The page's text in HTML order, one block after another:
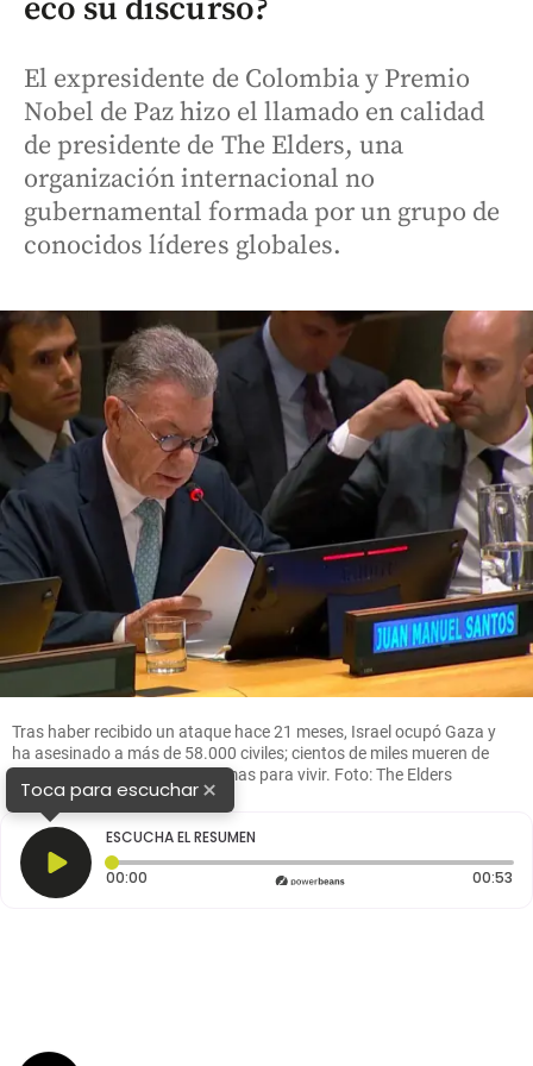
eco su discurso?
El expresidente de Colombia y Premio
Nobel de Paz hizo el llamado en calidad
de presidente de The Elders, una
organización internacional no
gubernamental formada por un grupo de
conocidos líderes globales.
Tras haber recibido un ataque hace 21 meses, Israel ocupó Gaza y
ha asesinado a más de 58.000 civiles; cientos de miles mueren de
hambre, sin condiciones mínimas para vivir. Foto: The Elders
Toca para escuchar×
ESCUCHA EL RESUMEN
00:00 Tiempo transcurrido: 0 segundos 00:53